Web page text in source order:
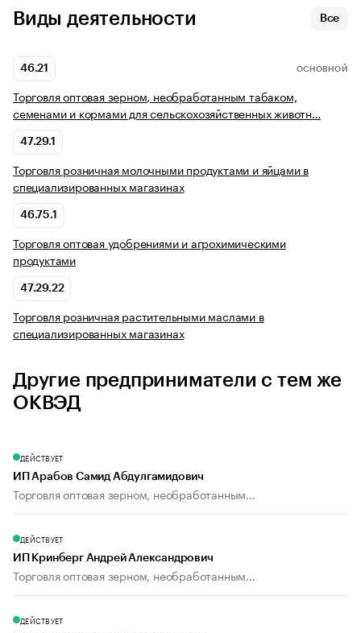
Виды деятельности Все
46.21 ОСНОВНОЙ
Торговля оптовая зерном, необработанным табаком,
семенами и кормами для сельскохозяйственных животн…
47.29.1
Торговля розничная молочными продуктами и яйцами в
специализированных магазинах
46.75.1
Торговля оптовая удобрениями и агрохимическими
продуктами
47.29.22
Торговля розничная растительными маслами в
специализированных магазинах
Другие предприниматели с тем же
ОКВЭД
ДЕЙСТВУЕТ
ИП Арабов Самид Абдулгамидович
Торговля оптовая зерном, необработанным...
ДЕЙСТВУЕТ
ИП Кринберг Андрей Александрович
Торговля оптовая зерном, необработанным...
ДЕЙСТВУЕТ